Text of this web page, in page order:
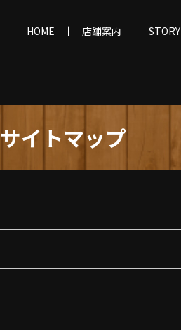
HOME 店舗案内 STORY
サイトマップ